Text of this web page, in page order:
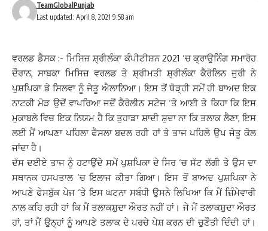
Last updated: April 8, 2021 9:58 am
TeamGlobalPunjab
ਵਰਲਡ ਡੈਸਕ :- ਮਿਸਿਜ਼ ਸ਼੍ਰੀਲੰਕਾ ਕੰਪੀਟੀਸ਼ਨ 2021 ‘ਚ ਕ੍ਰਾਉਨਿੰਗ ਸਮਾਰੋਹ
ਦੌਰਾਨ, ਸਾਬਕਾ ਮਿਸਿਜ਼ ਵਰਲਡ ਤੇ ਸ਼੍ਰੀਮਤੀ ਸ਼੍ਰੀਲੰਕਾ ਕੈਰੋਲਿਨ ਜੁਰੀ ਨੇ
ਪੁਸ਼ਪਿਕਾ ਡੇ ਸਿਲਵਾ ਨੂੰ ਜੇਤੂ ਐਲਾਨਿਆ। ਇਸ ਤੋਂ ਥੋੜ੍ਹੀ ਸਮੇਂ ਹੀ ਬਾਅਦ ਇਕ
ਨਾਟਕੀ ਮੋੜ ਉਦੋਂ ਵਾਪਰਿਆ ਜਦੋਂ ਕੈਰੋਲੀਨ ਸਟੇਜ ‘ਤੇ ਆਈ ਤੇ ਕਿਹਾ ਕਿ ਇਸ
ਮੁਕਾਬਲੇ ਵਿਚ ਇਕ ਨਿਯਮ ਹੈ ਕਿ ਤੁਹਾਡਾ ਸ਼ਾਦੀ ਸ਼ੁਦਾ ਨਾ ਕਿ ਤਲਾਕ ਲੈਣਾ, ਇਸ
ਲਈ ਮੈਂ ਆਪਣਾ ਪਹਿਲਾ ਫੈਸਲਾ ਬਦਲ ਰਹੀ ਹਾਂ ਤੇ ਤਾਜ ਪਹਿਲੇ ਉਪ ਜੇਤੂ ਕੋਲ
ਜਾਂਦਾ ਹੈ।
ਦੱਸ ਦਈਏ ਤਾਜ ਨੂੰ ਹਟਾਉਂਦੇ ਸਮੇਂ ਪੁਸ਼ਪਿਕਾ ਦੇ ਸਿਰ ‘ਚ ਸੱਟ ਲੱਗੀ ਤੇ ਉਸ ਦਾ
ਸਥਾਨਕ ਹਸਪਤਾਲ ‘ਚ ਇਲਾਜ ਕੀਤਾ ਗਿਆ। ਇਸ ਤੋਂ ਬਾਅਦ ਪੁਸ਼ਪਿਕਾ ਨੇ
ਆਪਣੇ ਫੇਸਬੁੱਕ ਪੇਜ ‘ਤੇ ਇਸ ਘਟਨਾ ਸਬੰਧੀ ਉਸਨੇ ਲਿਖਿਆ ਕਿ ਮੈਂ ਜ਼ਿੰਮੇਵਾਰੀ
ਨਾਲ ਕਹਿ ਰਹੀ ਹਾਂ ਕਿ ਮੈਂ ਤਲਾਕਸ਼ੁਦਾ ਔਰਤ ਨਹੀਂ ਹਾਂ। ਜੇ ਮੈਂ ਤਲਾਕਸ਼ੁਦਾ ਔਰਤ
ਹਾਂ, ਤਾਂ ਮੈਂ ਉਨ੍ਹਾਂ ਨੂੰ ਆਪਣੇ ਤਲਾਕ ਦੇ ਪਰਚੇ ਪੇਸ਼ ਕਰਨ ਦੀ ਚੁਣੌਤੀ ਦਿੰਦੀ ਹਾਂ।